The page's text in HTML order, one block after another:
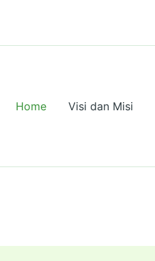
Home Visi dan Misi